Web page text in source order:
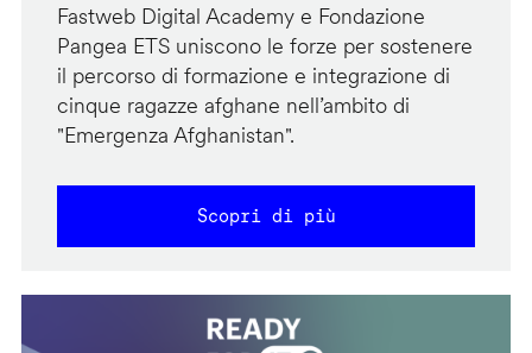
Fastweb Digital Academy e Fondazione
Pangea ETS uniscono le forze per sostenere
il percorso di formazione e integrazione di
cinque ragazze afghane nell’ambito di
"Emergenza Afghanistan".
Scopri di più